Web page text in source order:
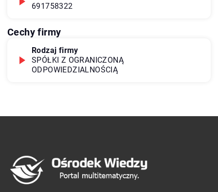
691758322
Cechy firmy
Rodzaj firmy
SPÓŁKI Z OGRANICZONĄ
ODPOWIEDZIALNOŚCIĄ